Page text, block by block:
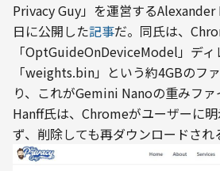
Privacy Guy」を運営する
日に公開した記事だ。同氏は、
「OptGuideOnDeviceModel」ディ
「weights.bin」という約4GBのフ
り、これがGemini Nanoの重みファ
Hanff氏は、Chromeがユーザーに
ず、削除しても再ダウンロードされ